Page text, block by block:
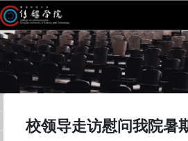
校领导走访慰问我院暑